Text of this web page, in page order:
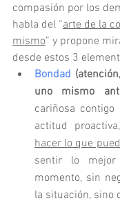
compasión por los
habla del “arte de la
mismo” y propone
desde estos 3
Bondad
uno mismo
cariñosa
actitud
hacer lo que
sentir lo
momento, sin
la situación, sino